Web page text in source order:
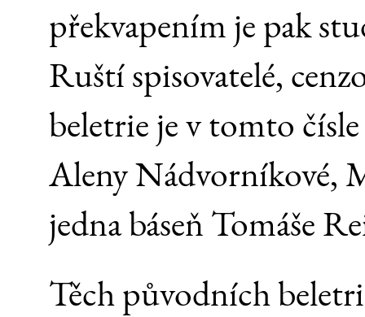
překvapením je pak
Ruští spisovatelé,
beletrie je v tomto
Aleny Nádvorníkové,
jedna báseň Tomáše
Těch původních